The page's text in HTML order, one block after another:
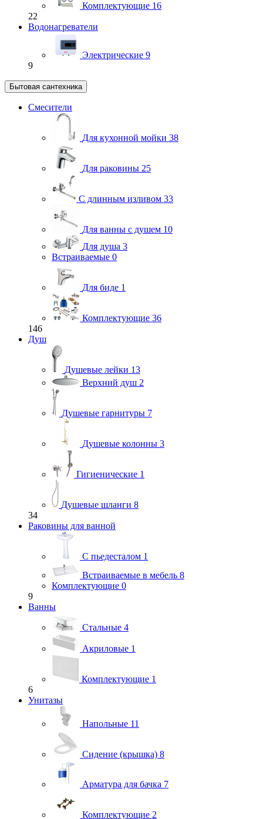
Комплектующие 16
22
Водонагреватели
Электрические 9
9
Бытовая сантехника
Смесители
Для кухонной мойки 38
Для раковины 25
С длинным изливом 33
Для ванны с душем 10
Для душа 3
Встраиваемые 0
Для биде 1
Комплектующие 36
146
Душ
Душевые лейки 13
Верхний душ 2
Душевые гарнитуры 7
Душевые колонны 3
Гигиенические 1
Душевые шланги 8
34
Раковины для ванной
С пьедесталом 1
Встраиваемые в мебель 8
Комплектующие 0
9
Ванны
Стальные 4
Акриловые 1
Комплектующие 1
6
Унитазы
Напольные 11
Сидение (крышка) 8
Арматура для бачка 7
Комплектующие 2